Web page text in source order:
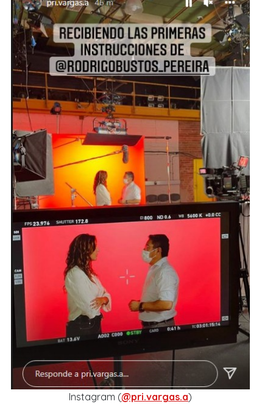
Instagram (@pri.vargas.a)